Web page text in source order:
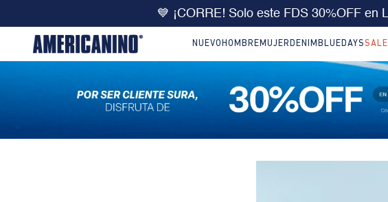
💙 ¡CORRE! Solo este FDS 30%OFF en
NUEVO HOMBRE MUJER DENIM BLUEDAYSSALE